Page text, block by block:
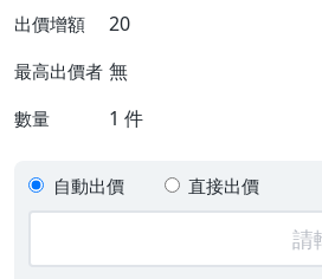
出價增額 20
最高出價者 無
數量 1 件
自動出價 直接出價